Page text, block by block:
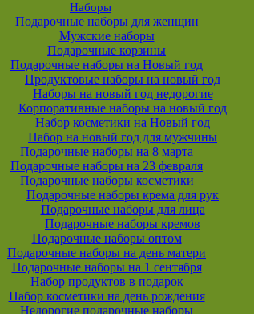
Наборы
Подарочные наборы для женщин
Мужские наборы
Подарочные корзины
Подарочные наборы на Новый год
Продуктовые наборы на новый год
Наборы на новый год недорогие
Корпоративные наборы на новый год
Набор косметики на Новый год
Набор на новый год для мужчины
Подарочные наборы на 8 марта
Подарочные наборы на 23 февраля
Подарочные наборы косметики
Подарочные наборы крема для рук
Подарочные наборы для лица
Подарочные наборы кремов
Подарочные наборы оптом
Подарочные наборы на день матери
Подарочные наборы на 1 сентября
Набор продуктов в подарок
Набор косметики на день рождения
Недорогие подарочные наборы